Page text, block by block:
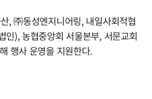
, ㈜동성엔지니어링, 내일사회적협
인), 농협중앙회 서울본부, 서문교회
행사 운영을 지원한다.